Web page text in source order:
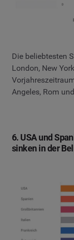
Die beliebtesten
London, New
Angeles, Rom
6. USA und
sinken in der